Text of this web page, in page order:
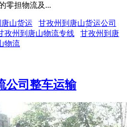
零担物流及...
山货运
甘孜州到唐山货运公司
孜州到唐山物流专线
甘孜州到唐
物流
公司整车运输